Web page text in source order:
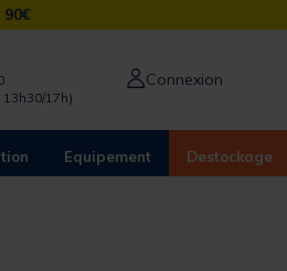
17h)
Connexion
Equipement Destockage